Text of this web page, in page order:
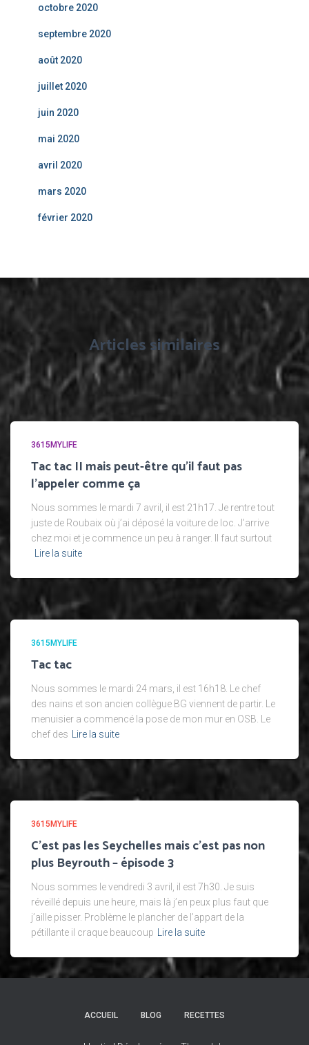
octobre 2020
septembre 2020
août 2020
juillet 2020
juin 2020
mai 2020
avril 2020
mars 2020
février 2020
Articles similaires
3615MYLIFE
Tac tac II mais peut-être qu’il faut pas
l’appeler comme ça
Nous sommes le mardi 7 avril, il est 21h17. Je rentre tout
juste de Roubaix où j’ai déposé la voiture de loc. J’arrive
chez moi et je commence un peu à ranger. Il faut surtout
Lire la suite
3615MYLIFE
Tac tac
Nous sommes le mardi 24 mars, il est 16h18. Le chef
des nains et son ancien collègue BG viennent de partir. Le
menuisier a commencé la pose de mon mur en OSB. Le
chef des
Lire la suite
3615MYLIFE
C’est pas les Seychelles mais c’est pas non
plus Beyrouth – épisode 3
Nous sommes le vendredi 3 avril, il est 7h30. Je suis
réveillé depuis une heure, mais là j’en peux plus faut que
j’aille pisser. Problème le plancher de l’appart de la
pétillante il craque beaucoup
Lire la suite
ACCUEIL BLOG RECETTES